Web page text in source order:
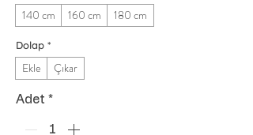
140 cm 160 cm 180 cm
Dolap *
Ekle Çıkar
Adet *